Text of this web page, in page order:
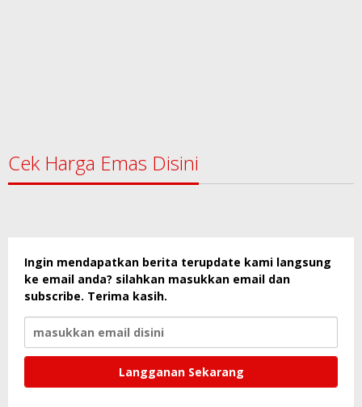
Cek Harga Emas Disini
Ingin mendapatkan berita terupdate kami langsung
ke email anda? silahkan masukkan email dan
subscribe. Terima kasih.